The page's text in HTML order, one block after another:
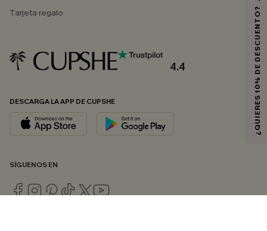
Tarjeta regalo
4.4
DESCARGA LA APP DE CUPSHE
SÍGUENOS EN
¿QUIERES 10% DE DESCUENTO?